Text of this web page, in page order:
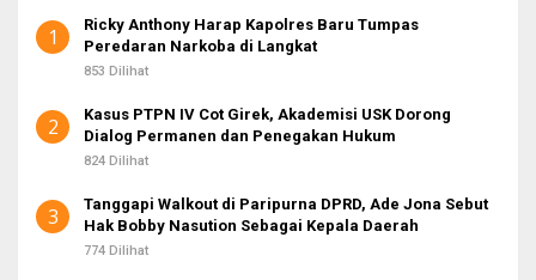
u
k
1
Ricky Anthony Harap Kapolres Baru Tumpas
Peredaran Narkoba di Langkat
853 Dilihat
2
Kasus PTPN IV Cot Girek, Akademisi USK Dorong
Dialog Permanen dan Penegakan Hukum
824 Dilihat
3
Tanggapi Walkout di Paripurna DPRD, Ade Jona Sebut
Hak Bobby Nasution Sebagai Kepala Daerah
774 Dilihat